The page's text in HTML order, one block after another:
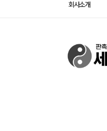
회사소개